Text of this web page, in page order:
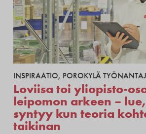
INSPIRAATIO, POROKYLÄ
Loviisa toi yliopisto-
leipomon arkeen –
syntyy kun teoria
taikinan